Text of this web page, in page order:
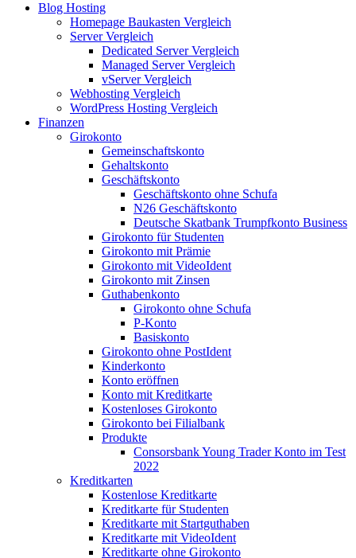
Blog Hosting
Homepage Baukasten Vergleich
Server Vergleich
Dedicated Server Vergleich
Managed Server Vergleich
vServer Vergleich
Webhosting Vergleich
WordPress Hosting Vergleich
Finanzen
Girokonto
Gemeinschaftskonto
Gehaltskonto
Geschäftskonto
Geschäftskonto ohne Schufa
N26 Geschäftskonto
Deutsche Skatbank Trumpfkonto Business
Girokonto für Studenten
Girokonto mit Prämie
Girokonto mit VideoIdent
Girokonto mit Zinsen
Guthabenkonto
Girokonto ohne Schufa
P-Konto
Basiskonto
Girokonto ohne PostIdent
Kinderkonto
Konto eröffnen
Konto mit Kreditkarte
Kostenloses Girokonto
Girokonto bei Filialbank
Produkte
Consorsbank Young Trader Konto im Test
2022
Kreditkarten
Kostenlose Kreditkarte
Kreditkarte für Studenten
Kreditkarte mit Startguthaben
Kreditkarte mit VideoIdent
Kreditkarte ohne Girokonto